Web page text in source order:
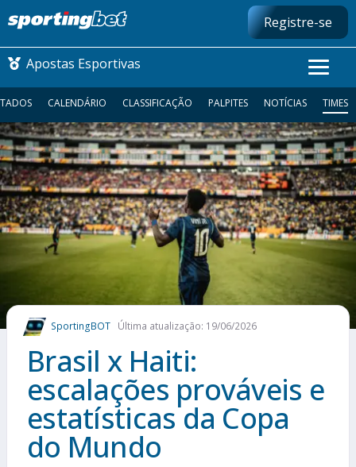
Registre-se
Apostas Esportivas
CONMEBOL LIBERTADORES
FUTEBOL NACIONAL
FUTEBOL INTERNACIONAL
MAIS ESPORTES
CALENDÁRIO CLASSIFICAÇÃO PALPITES NOTÍCIAS TIMES
SportingBOT Última atualização: 19/06/2026
Brasil x Haiti:
escalações prováveis e
estatísticas da Copa
do Mundo